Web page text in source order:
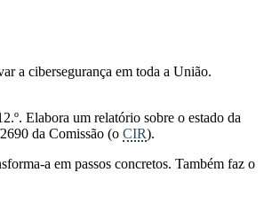
a cibersegurança em toda a União.
Elabora um relatório sobre o estado da
da Comissão (o CIR).
a em passos concretos. Também faz o